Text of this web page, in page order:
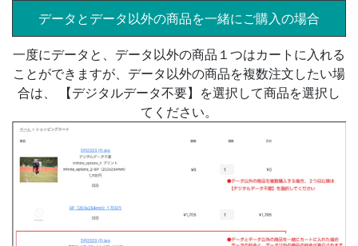
データとデータ以外の商品を一緒にご購入の場合
一度にデータと、データ以外の商品１つはカートに入れる
ことができますが、データ以外の商品を複数注文したい場
合は、 【デジタルデータ不要】を選択して商品を選択し
てください。